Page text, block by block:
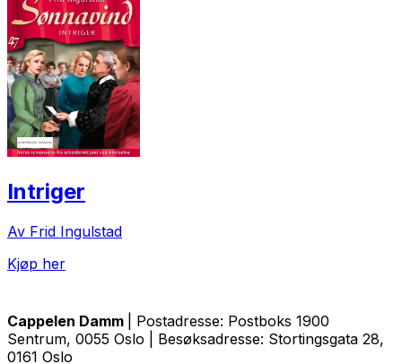
Intriger
Av Frid Ingulstad
Kjøp her
Cappelen Damm
| Postadresse: Postboks 1900
Sentrum, 0055 Oslo | Besøksadresse: Stortingsgata 28,
0161 Oslo